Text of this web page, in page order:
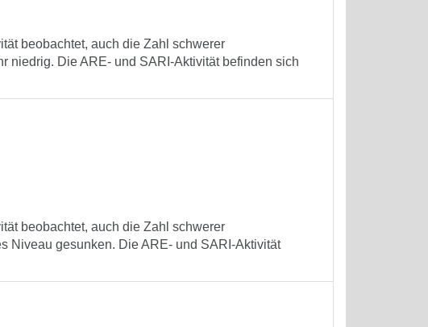
beobachtet, auch die Zahl schwerer
niedrig. Die ARE- und SARI-Aktivität befinden sich
beobachtet, auch die Zahl schwerer
Niveau gesunken. Die ARE- und SARI-Aktivität